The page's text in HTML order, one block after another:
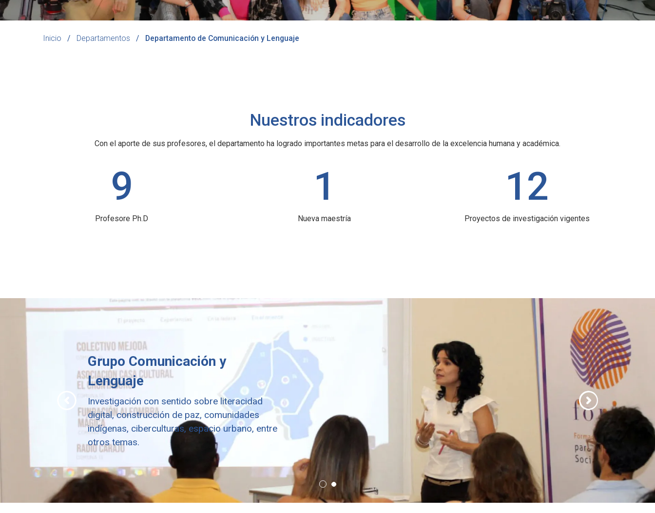
Inicio Departamentos Departamento de Comunicación y Lenguaje
Nuestros indicadores
Con el aporte de sus profesores, el departamento ha logrado importantes metas para el desarrollo de la excelencia humana y académica.
9
Profesore Ph.D
1
Nueva maestría
12
Proyectos de investigación vigentes
Grupo Comunicación y
Lenguaje
Investigación con sentido sobre literacidad
digital, construcción de paz, comunidades
indígenas, ciberculturas, espacio urbano, entre
otros temas.